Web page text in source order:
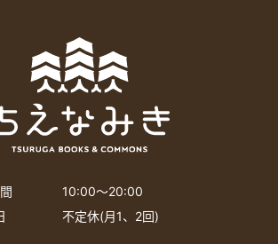
10:00〜20:00
不定休(月1、2回)